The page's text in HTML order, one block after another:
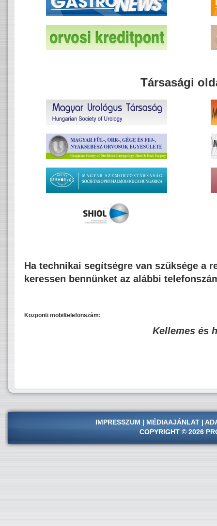
Társasági
Ha technikai segítségre van szüksége a
keressen bennünket az alábbi
Központi mobiltelefonszám:
Kellemes és
IMPRESSZUM | MÉDIAAJÁNLAT |
COPYRIGHT © 2026